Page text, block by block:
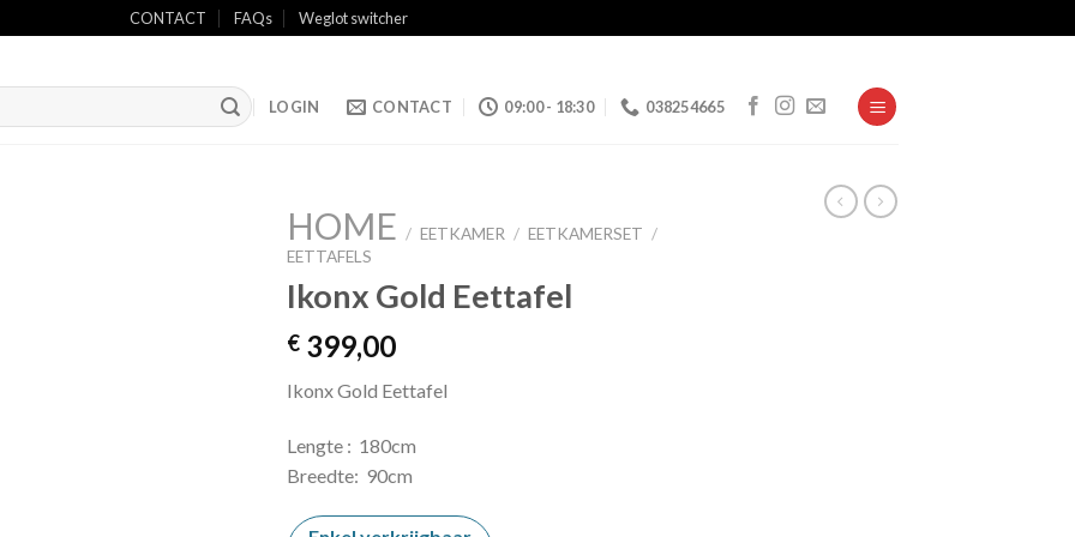
CONTACT FAQs Weglot switcher
LOGIN CONTACT 09:00 - 18:30 038254665
HOME / EETKAMER / EETKAMERSET /
EETTAFELS
Ikonx Gold Eettafel
€ 399,00
Ikonx Gold Eettafel
Lengte : 180cm
Breedte: 90cm